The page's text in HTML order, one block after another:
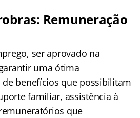
Remuneração
ser aprovado na
uma ótima
benefícios que possibilitam
familiar, assistência à
que